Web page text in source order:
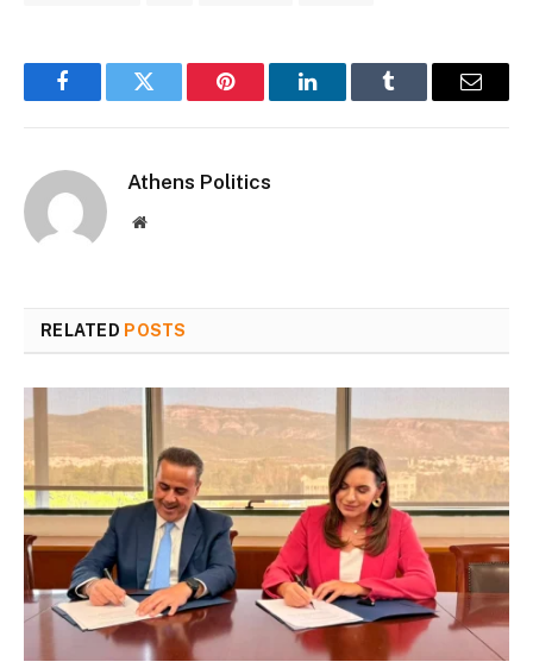
FacebookTwitter Pinterest LinkedInTumblr Email
Athens Politics
Website
RELATED POSTS